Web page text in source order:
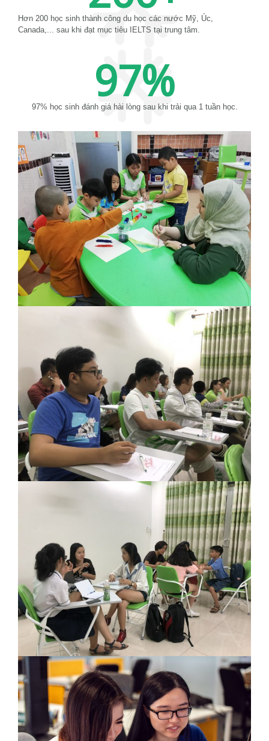
Hơn 200 học sinh thành công du học các nước Mỹ, Úc,
Canada,... sau khi đạt mục tiêu IELTS tại trung tâm.
97% học sinh đánh giá hài lòng sau khi trải qua 1 tuần học.
97%